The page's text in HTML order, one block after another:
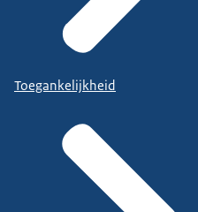
Toegankelijkheid